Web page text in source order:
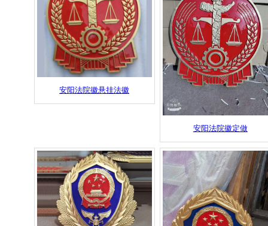
安阳法院徽悬挂法徽
安阳法院徽定做